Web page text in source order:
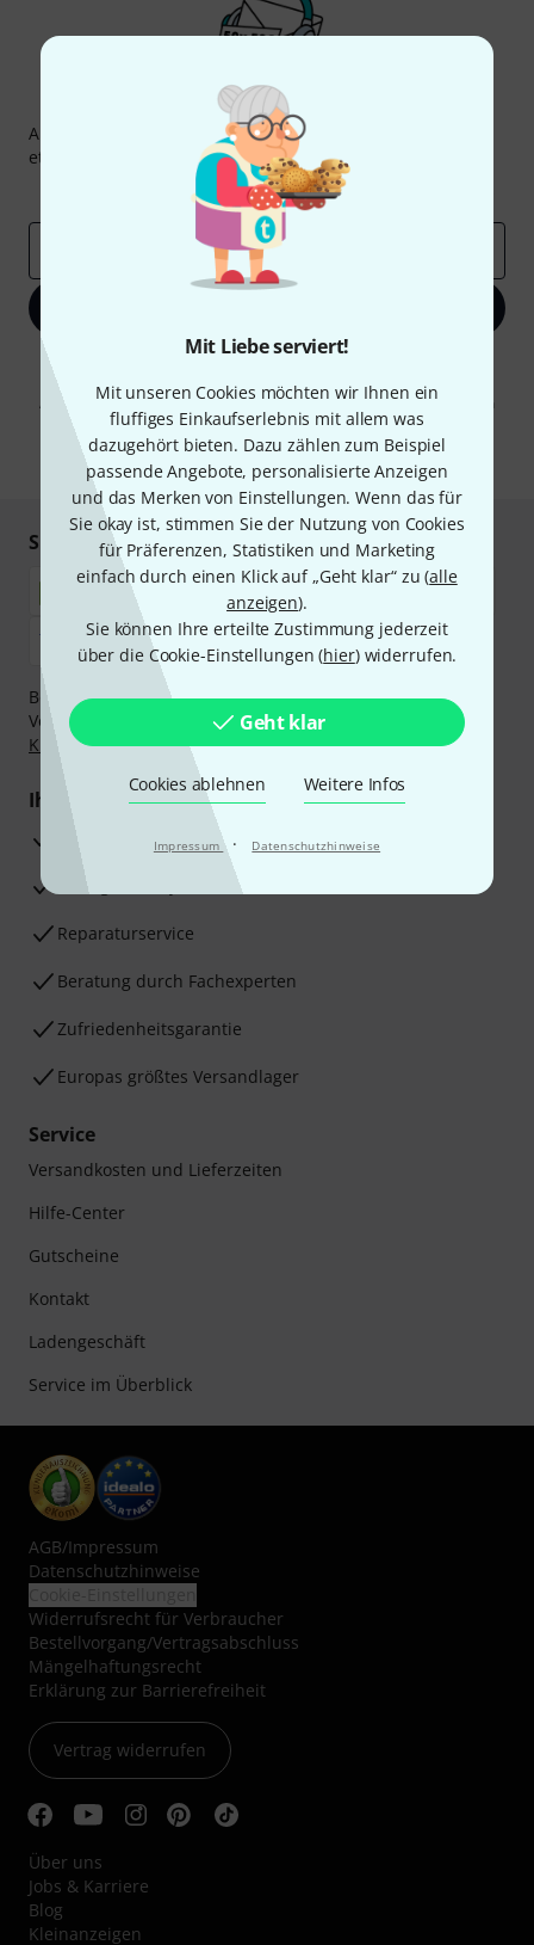
Mit Liebe serviert!
Mit unseren Cookies möchten wir Ihnen ein
fluffiges Einkaufserlebnis mit allem was
dazugehört bieten. Dazu zählen zum Beispiel
passende Angebote, personalisierte Anzeigen
und das Merken von Einstellungen. Wenn das für
Sie okay ist, stimmen Sie der Nutzung von Cookies
für Präferenzen, Statistiken und Marketing
einfach durch einen Klick auf „Geht klar“ zu (alle
anzeigen).
Sie können Ihre erteilte Zustimmung jederzeit
über die Cookie-Einstellungen (hier) widerrufen.
Geht klar
Cookies ablehnen Weitere Infos
Impressum · Datenschutzhinweise
Thomann Newsletter
Abonniere den Thomann Newsletter und gewinne mit
etwas Glück einen von50 Gutscheinenüber jeweils
Inspirierende Beiträge
Deals
Mit Klick auf „Jetzt anmelden“ stimmen Sie dem Erhalt von E-Mail-
Werbung und einer Messung des E-Mail-Nutzungsverhaltens zu. Die
Abmeldung ist jederzeit möglich. Weitere Informationen finden Sie in
unserenDatenschutzhinweisen.
Sicher einkaufen & bezahlen
Bezahlen Sie vertraulich und sicher per Nachnahme,
Vorkasse, PayPal, Amazon Pay,Klarna Sofort bezahlen
,
Klarna Ratenzahlungoder Kreditkarte.
Ihre Vorteile
3 Jahre Thomann Garantie
30 Tage Money-Back-Garantie
Reparaturservice
Beratung durch Fachexperten
Zufriedenheitsgarantie
Europas größtes Versandlager
Service
Versandkosten und Lieferzeiten
Hilfe-Center
Gutscheine
Kontakt
Ladengeschäft
Service im Überblick
AGB/Impressum
Datenschutzhinweise
Widerrufsrecht für Verbraucher
Bestellvorgang/Vertragsabschluss
Mängelhaftungsrecht
Erklärung zur Barrierefreiheit
Vertrag widerrufen
Über uns
Jobs & Karriere
Blog
Kleinanzeigen